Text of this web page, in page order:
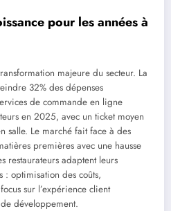
pour les années à
majeure du secteur. La
32% des dépenses
de commande en ligne
en 2025, avec un ticket moyen
salle. Le marché fait face à des
premières avec une hausse
restaurateurs adaptent leurs
: optimisation des coûts,
sur l’expérience client
développement.